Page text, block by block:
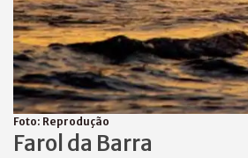
Foto: Reprodução
Farol da Barra